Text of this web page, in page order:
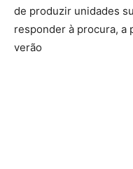
de produzir unidades
responder à procura, a
verão